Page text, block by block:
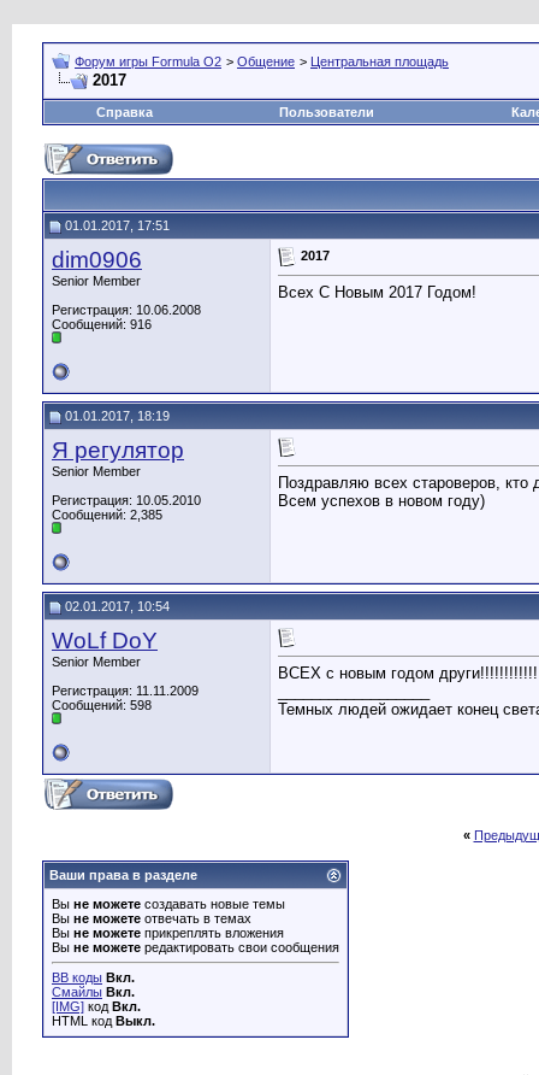
Форум игры Formula O2 > Общение > Центральная площадь
2017
Справка Пользователи
01.01.2017, 17:51
dim0906
Senior Member
Регистрация: 10.06.2008
Сообщений: 916
2017
Всех С Новым 2017 Годом!
01.01.2017, 18:19
Я регулятор
Senior Member
Регистрация: 10.05.2010
Сообщений: 2,385
Поздравляю всех староверов, кто
Всем успехов в новом году)
02.01.2017, 10:54
WoLf DoY
Senior Member
Регистрация: 11.11.2009
Сообщений: 598
ВСЕХ с новым годом
Темных людей ожидает конец
«
Ваши права в разделе
Вы не можете создавать новые темы
Вы не можете отвечать в темах
Вы не можете прикреплять вложения
Вы не можете редактировать свои сообщения
BB коды Вкл.
Смайлы Вкл.
[IMG] код Вкл.
HTML код Выкл.